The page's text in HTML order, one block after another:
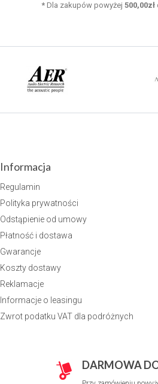
*Dla zakupów powyżej 500,00zł
Informacja
Regulamin
Polityka prywatności
Odstąpienie od umowy
Płatność i dostawa
Gwarancje
Koszty dostawy
Reklamacje
Informacje o leasingu
Zwrot podatku VAT dla podróżnych
DARMOWA